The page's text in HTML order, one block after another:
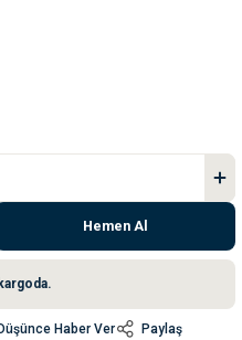
Hemen Al
Haber Ver
Paylaş